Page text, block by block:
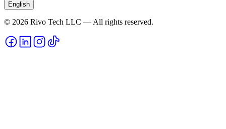
English
© 2026 Rivo Tech LLC — All rights reserved.